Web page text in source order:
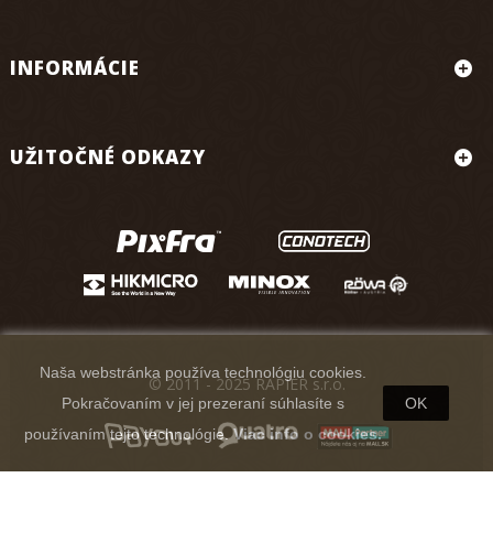
INFORMÁCIE
UŽITOČNÉ ODKAZY
Naša webstránka používa technológiu cookies.
Pokračovaním v jej prezeraní súhlasíte s
používaním tejto technológie.Viac info o cookies.
OK
© 2011 - 2025 RAPIER s.r.o.